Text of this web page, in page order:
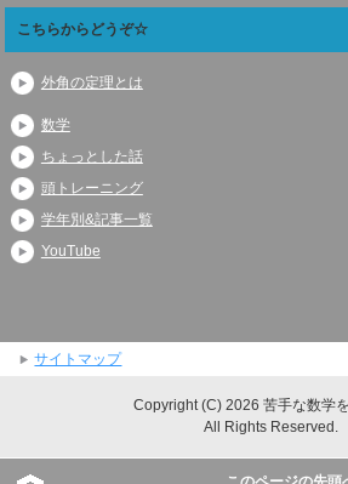
こちらからどうぞ☆
外角の定理とは
数学
ちょっとした話
頭トレーニング
学年別&記事一覧
YouTube
サイトマップ
Copyright (C) 2026 苦手な数学
All Rights Reserved.